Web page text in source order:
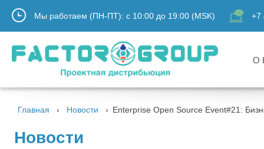
Мы работаем (ПН-ПТ): с 10:00 до 19:00 (MSK) +7
О
Главная Новости Enterprise Open Source Event#21:
Новости